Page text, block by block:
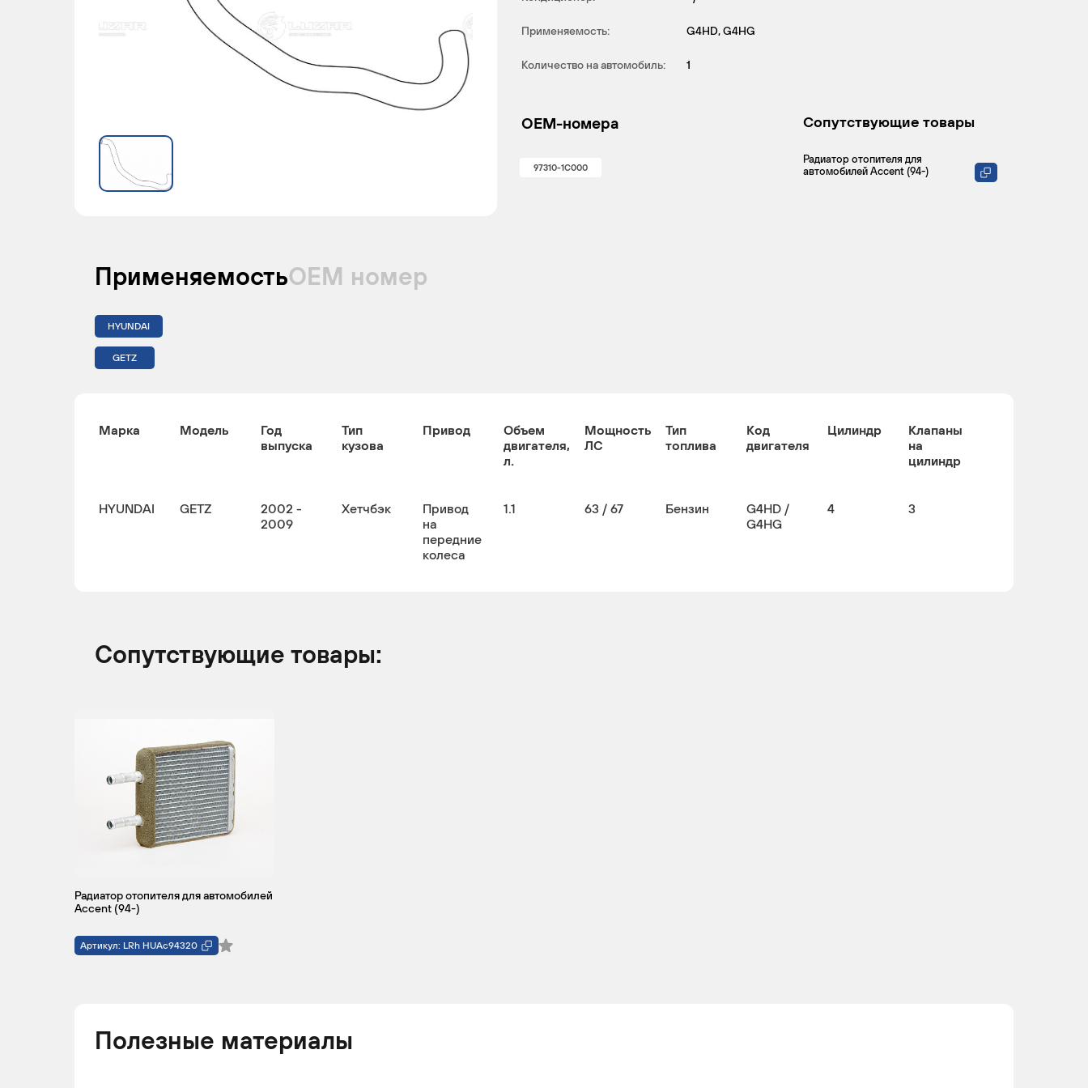
Применяемость: G4HD, G4HG
Количество на автомобиль: 1
OEM-номера
97310-1C000
Сопутствующие товары
Радиатор отопителя для
автомобилей Accent (94-)
ПрименяемостьОЕМ номер
HYUNDAI
GETZ
Марка Модель
Год
выпуска
Тип
кузова
Привод
Объем
двигателя,
л.
Мощность
ЛС
Тип
топлива
Код
двигателя
Цилиндр
Клапаны
на
цилиндр
HYUNDAI GETZ
2002 -
2009
Хетчбэк
Привод
на
передние
колеса
1.1 63 / 67 Бензин
G4HD /
G4HG
4 3
Сопутствующие товары:
Радиатор отопителя для автомобилей
Accent (94-)
Артикул: LRh HUAc94320
Полезные материалы